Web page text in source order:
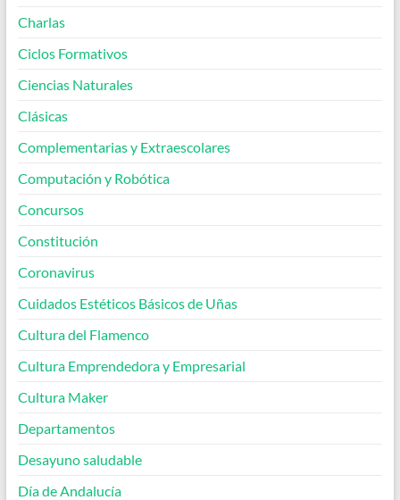
Charlas
Ciclos Formativos
Ciencias Naturales
Clásicas
Complementarias y Extraescolares
Computación y Robótica
Concursos
Constitución
Coronavirus
Cuidados Estéticos Básicos de Uñas
Cultura del Flamenco
Cultura Emprendedora y Empresarial
Cultura Maker
Departamentos
Desayuno saludable
Día de Andalucía